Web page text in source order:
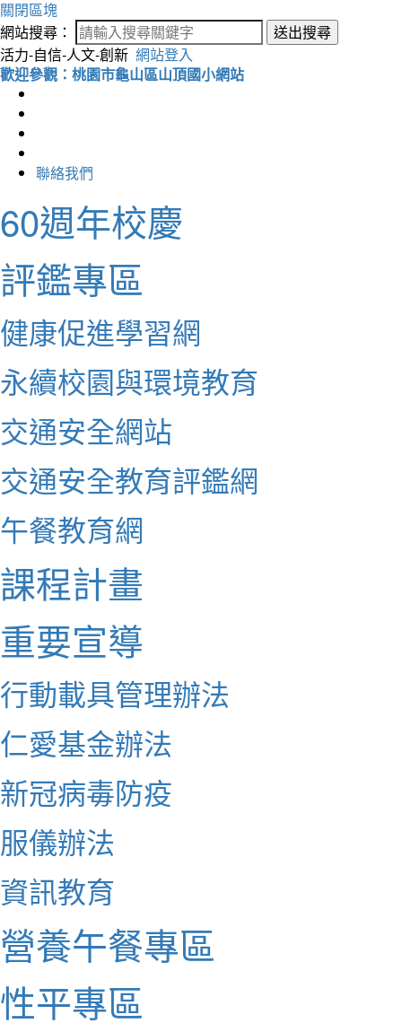
關閉區塊
網站搜尋：
送出搜尋
活力-自信-人文-創新 網站登入
歡迎參觀：桃園市龜山區山頂國小網站
聯絡我們
60週年校慶
評鑑專區
健康促進學習網
永續校園與環境教育
交通安全網站
交通安全教育評鑑網
午餐教育網
課程計畫
重要宣導
行動載具管理辦法
仁愛基金辦法
新冠病毒防疫
服儀辦法
資訊教育
營養午餐專區
性平專區